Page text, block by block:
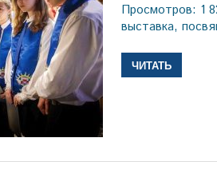
Просмотров: 1
выставка,
ЧИТАТЬ